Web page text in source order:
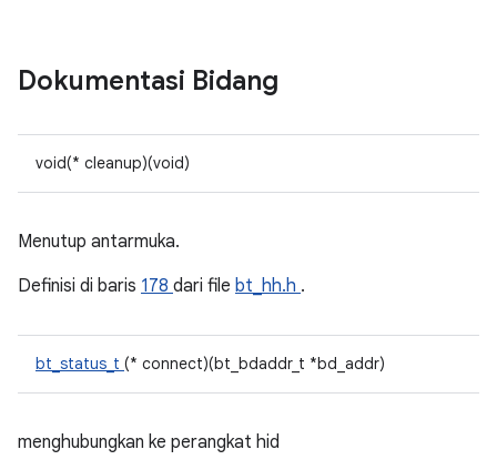
Dokumentasi Bidang
void(* cleanup)(void)
Menutup antarmuka.
Definisi di baris 178 dari file bt_hh.h .
bt_status_t (* connect)(bt_bdaddr_t *bd_addr)
menghubungkan ke perangkat hid